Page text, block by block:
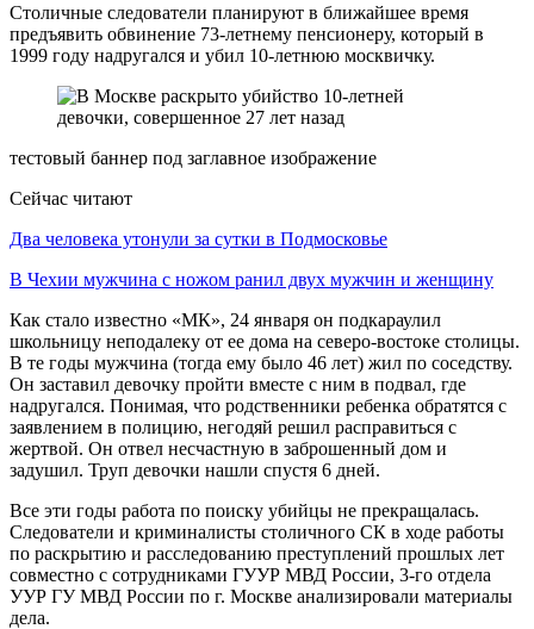
Столичные следователи планируют в ближайшее время
предъявить обвинение 73-летнему пенсионеру, который в
1999 году надругался и убил 10-летнюю москвичку.
тестовый баннер под заглавное изображение
Сейчас читают
Два человека утонули за сутки в Подмосковье
В Чехии мужчина с ножом ранил двух мужчин и женщину
Как стало известно «МК», 24 января он подкараулил
школьницу неподалеку от ее дома на северо-востоке столицы.
В те годы мужчина (тогда ему было 46 лет) жил по соседству.
Он заставил девочку пройти вместе с ним в подвал, где
надругался. Понимая, что родственники ребенка обратятся с
заявлением в полицию, негодяй решил расправиться с
жертвой. Он отвел несчастную в заброшенный дом и
задушил. Труп девочки нашли спустя 6 дней.
Все эти годы работа по поиску убийцы не прекращалась.
Следователи и криминалисты столичного СК в ходе работы
по раскрытию и расследованию преступлений прошлых лет
совместно с сотрудниками ГУУР МВД России, 3-го отдела
УУР ГУ МВД России по г. Москве анализировали материалы
дела.